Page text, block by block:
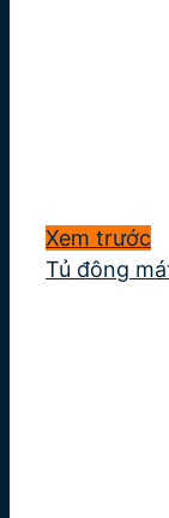
Xem trước
Tủ đông